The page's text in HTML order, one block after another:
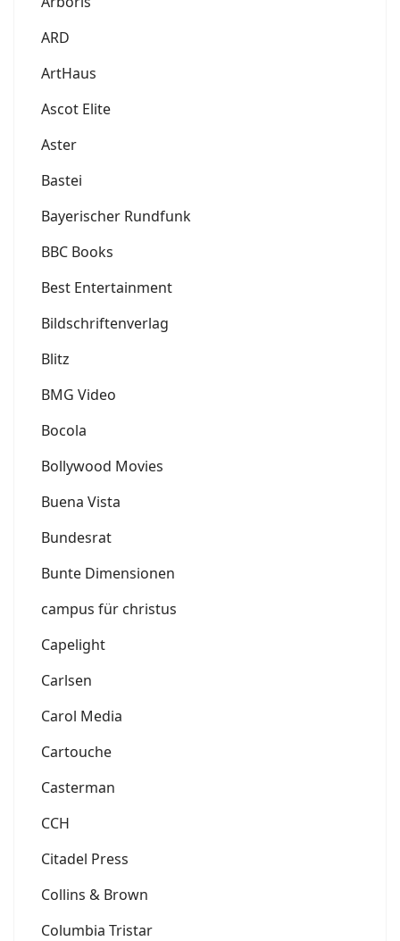
ARD
ArtHaus
Ascot Elite
Aster
Bastei
Bayerischer Rundfunk
BBC Books
Best Entertainment
Bildschriftenverlag
Blitz
BMG Video
Bocola
Bollywood Movies
Buena Vista
Bundesrat
Bunte Dimensionen
campus für christus
Capelight
Carlsen
Carol Media
Cartouche
Casterman
CCH
Citadel Press
Collins & Brown
Columbia Tristar